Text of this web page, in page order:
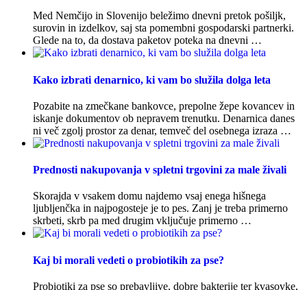
Med Nemčijo in Slovenijo beležimo dnevni pretok pošiljk,
surovin in izdelkov, saj sta pomembni gospodarski partnerki.
Glede na to, da dostava paketov poteka na dnevni …
Kako izbrati denarnico, ki vam bo služila dolga leta
Pozabite na zmečkane bankovce, prepolne žepe kovancev in
iskanje dokumentov ob nepravem trenutku. Denarnica danes
ni več zgolj prostor za denar, temveč del osebnega izraza …
Prednosti nakupovanja v spletni trgovini za male živali
Skorajda v vsakem domu najdemo vsaj enega hišnega
ljubljenčka in najpogosteje je to pes. Zanj je treba primerno
skrbeti, skrb pa med drugim vključuje primerno …
Kaj bi morali vedeti o probiotikih za pse?
Probiotiki za pse so prebavljive, dobre bakterije ter kvasovke,